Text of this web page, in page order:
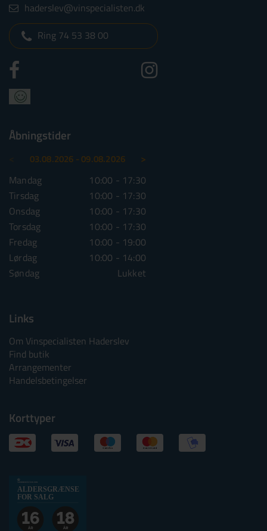
haderslev@vinspecialisten.dk
Ring 74 53 38 00
Åbningstider
>
03.08.2026 - 09.08.2026
Mandag
10:00 - 17:30
Tirsdag
10:00 - 17:30
Onsdag
10:00 - 17:30
Torsdag
10:00 - 17:30
Fredag
10:00 - 19:00
Lørdag
10:00 - 14:00
Søndag
Lukket
Links
Om Vinspecialisten Haderslev
Find butik
Arrangementer
Handelsbetingelser
Korttyper
ALDERSGRÆNSE
FOR SALG